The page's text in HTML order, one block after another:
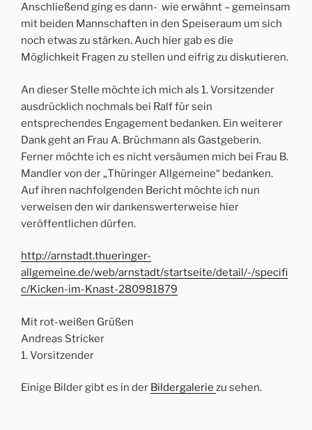
Anschließend ging es dann- wie erwähnt – gemeinsam
mit beiden Mannschaften in den Speiseraum um sich
noch etwas zu stärken. Auch hier gab es die
Möglichkeit Fragen zu stellen und eifrig zu diskutieren.
An dieser Stelle möchte ich mich als 1. Vorsitzender
ausdrücklich nochmals bei Ralf für sein
entsprechendes Engagement bedanken. Ein weiterer
Dank geht an Frau A. Brüchmann als Gastgeberin.
Ferner möchte ich es nicht versäumen mich bei Frau B.
Mandler von der „Thüringer Allgemeine“ bedanken.
Auf ihren nachfolgenden Bericht möchte ich nun
verweisen den wir dankenswerterweise hier
veröffentlichen dürfen.
http://arnstadt.thueringer-
allgemeine.de/web/arnstadt/startseite/detail/-/specifi
c/Kicken-im-Knast-280981879
Mit rot-weißen Grüßen
Andreas Stricker
1. Vorsitzender
Einige Bilder gibt es in der Bildergalerie zu sehen.